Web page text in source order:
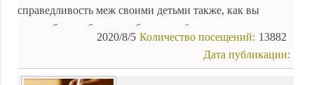
справедливость меж своими детьми также, как вы
хотели бы, чтобы они соблюдали её по отношению к
13882
Количество посещений:
2020/8/5
Дата публикации: